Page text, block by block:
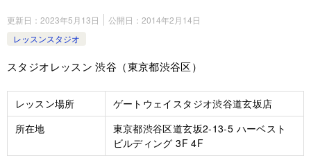
更新日： 2023年5月13日 公開日： 2014年2月14日
レッスンスタジオ
スタジオレッスン 渋谷（東京都渋谷区）
レッスン場所
ゲートウェイスタジオ渋谷道玄坂店
所在地
東京都渋谷区道玄坂2-13-5 ハーベスト
ビルディング 3F 4F